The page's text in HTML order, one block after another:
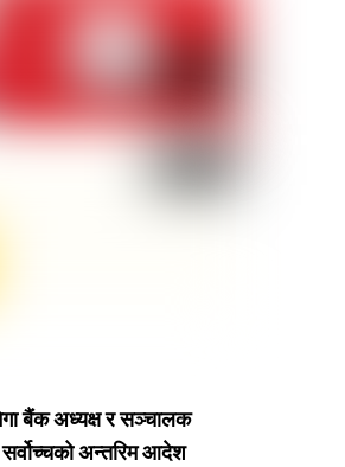
बैंक अध्यक्ष र सञ्चालक
अन्तरिम आदेश